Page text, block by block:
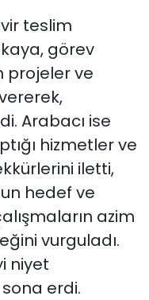
teslim
görev
projeler ve
Arabacı ise
hizmetler ve
iletti,
hedef ve
azim
vurguladı.
niyet
erdi.